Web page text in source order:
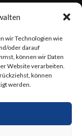
wir Technologien wie
oder darauf
können wir Daten
Website verarbeiten.
können
werden.